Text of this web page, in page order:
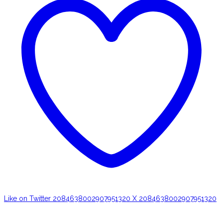
Like on Twitter 2084638002907951320 X 2084638002907951320